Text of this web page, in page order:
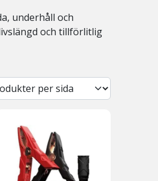
underhåll och
och tillförlitlig